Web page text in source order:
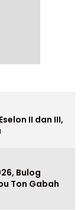
II dan III,
Bulog
Ton Gabah